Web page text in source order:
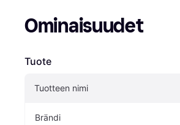
Ominaisuudet
Tuote
Tuotteen nimi
Brändi